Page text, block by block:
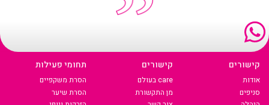
קישורים
אודות
סניפים
קישורים
care בעולם
מן התקשורת
תחומי פעילות
הסרת משקפיים
הסרת שיער